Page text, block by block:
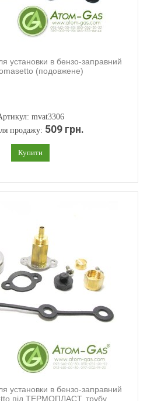
установки в бензо-заправний
(подовжене)
mvat3306
продажу: 509 грн.
Купити
установки в бензо-заправний
під ТЕРМОПЛАСТ. трубу